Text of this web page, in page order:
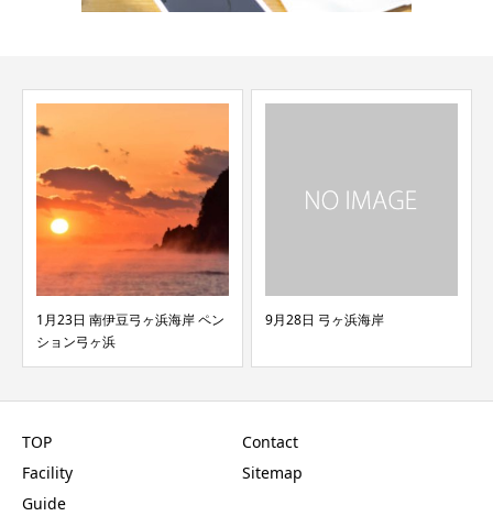
9月28日 弓ヶ浜海岸 5月9日 弓ヶ浜海岸
TOP
Facility
Guide
Contact
Sitemap